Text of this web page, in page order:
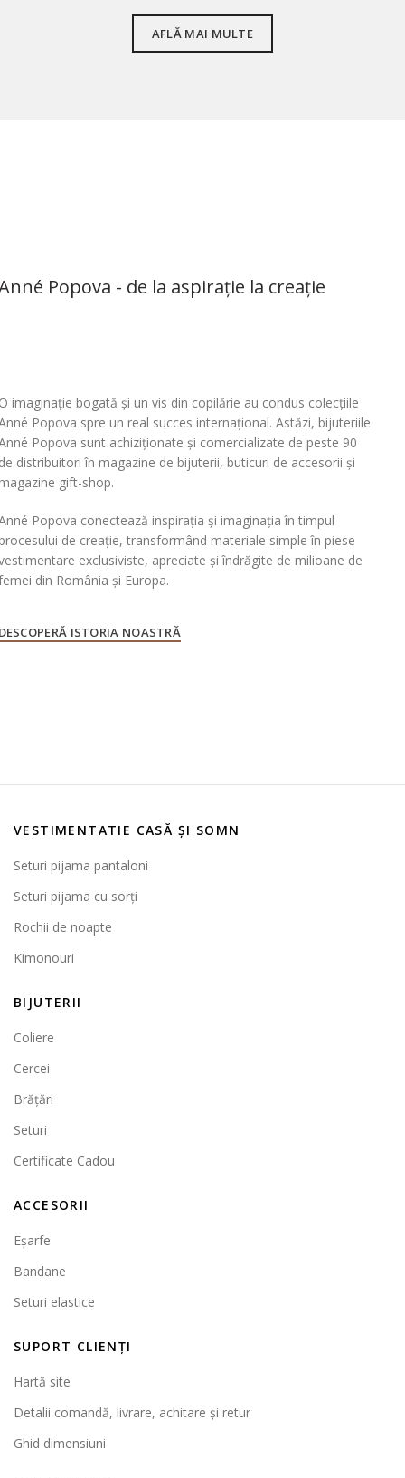
AFLĂ MAI MULTE
Popova - de la aspirație la creație
imaginație bogată și un vis din copilărie au condus colecțiile
Popova spre un real succes internațional. Astăzi, bijuteriile
Popova sunt achiziționate și comercializate de peste 90
distribuitori în magazine de bijuterii, buticuri de accesorii și
gift-shop.
Popova conectează inspirația și imaginația în timpul
de creație, transformând materiale simple în piese
exclusiviste, apreciate și îndrăgite de milioane de
din România și Europa.
ISTORIA NOASTRĂ
VESTIMENTATIE CASĂ ȘI SOMN
Seturi pijama pantaloni
Seturi pijama cu sorți
Rochii de noapte
Kimonouri
BIJUTERII
Coliere
Cercei
Brățări
Seturi
Certificate Cadou
ACCESORII
Eșarfe
Bandane
Seturi elastice
SUPORT CLIENȚI
Hartă site
Detalii comandă, livrare, achitare și retur
Ghid dimensiuni